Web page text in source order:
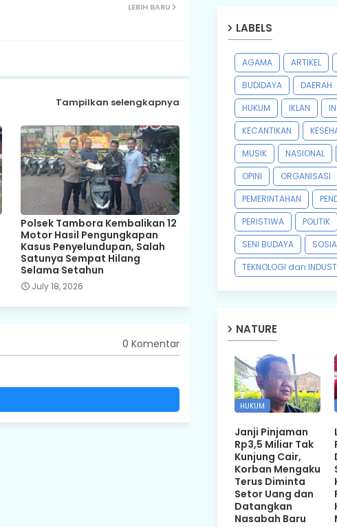
LEBIH BARU
Tampilkan selengkapnya
Polsek Tambora Kembalikan 12
Motor Hasil Pengungkapan
Kasus Penyelundupan, Salah
Satunya Sempat Hilang
Selama Setahun
July 18, 2026
0 Komentar
LABELS
AGAMA ARTIKEL
BUDIDAYA
DAERAH
HUKUM
IKLAN
KECANTIKAN
MUSIK
NASIONAL
OPINI
ORGANISASI
PEMERINTAHAN
PERISTIWA
POLITIK
SENI BUDAYA
TEKNOLOGI dan
NATURE
HUKUM
Janji Pinjaman
Rp3,5 Miliar Tak
Kunjung Cair,
Korban Mengaku
Terus Diminta
Setor Uang dan
Datangkan
Nasabah Baru